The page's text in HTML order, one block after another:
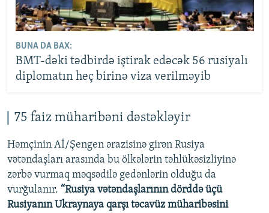
BUNA DA BAX:
BMT-dəki tədbirdə iştirak edəcək 56 rusiyalı
diplomatın heç birinə viza verilməyib
75 faiz müharibəni dəstəkləyir
Həmçinin Aİ/Şengen ərazisinə girən Rusiya
vətəndaşları arasında bu ölkələrin təhlükəsizliyinə
zərbə vurmaq məqsədilə gedənlərin olduğu da
vurğulanır. “Rusiya vətəndaşlarının dörddə üçü
Rusiyanın Ukraynaya qarşı təcavüz müharibəsini